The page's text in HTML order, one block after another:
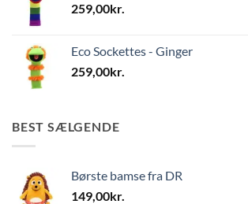
259,00kr.
Eco Sockettes - Ginger
259,00kr.
BEST SÆLGENDE
Børste bamse fra DR
149,00kr.